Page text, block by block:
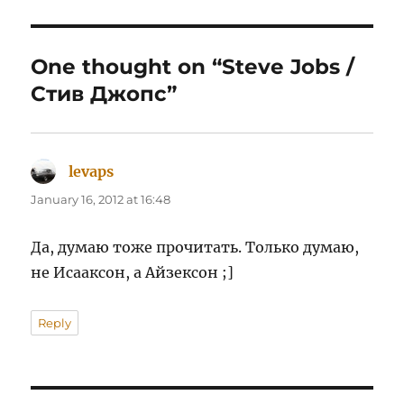
One thought on “Steve Jobs /
Стив Джопс”
levaps
January 16, 2012 at 16:48
Да, думаю тоже прочитать. Только думаю,
не Исааксон, а Айзексон ;]
Reply